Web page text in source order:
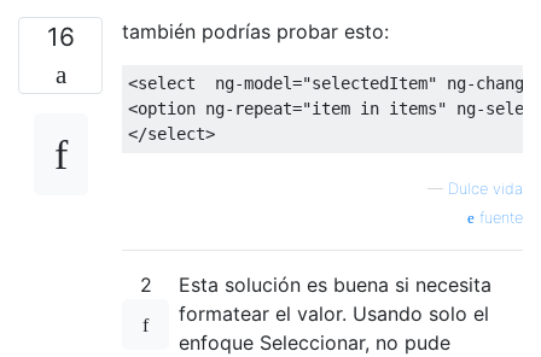
16 también podrías probar esto:
<select ng-model="selectedItem" ng-change
<option ng-repeat="item in items"
ng-
</select>
— Dulce vida
fuente
2
Esta solución es buena si necesita
formatear el valor. Usando solo el
enfoque Seleccionar, no pude